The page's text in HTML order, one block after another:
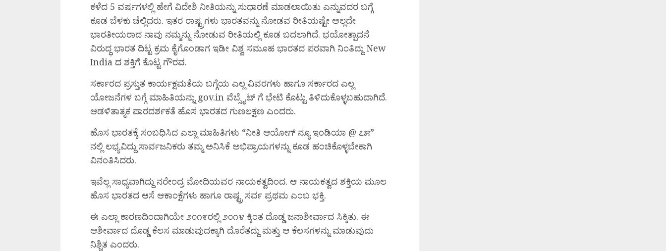
ಕಳೆದ 5 ವರ್ಷಗಳಲ್ಲಿ ಹೇಗೆ ವಿದೇಶಿ ನೀತಿಯನ್ನು ಸುಧಾರಣೆ ಮಾಡಲಾಯಿತು ಎನ್ನುವದರ ಬಗ್ಗೆ
ಕೂಡ ಬೆಳಕು ಚೆಲ್ಲಿದರು. ಇತರ ರಾಷ್ಟ್ರಗಳು ಭಾರತವನ್ನು ನೋಡವ ರೀತಿಯಷ್ಟೇ ಅಲ್ಲದೇ
ಭಾರತೀಯರಾದ ನಾವು ನಮ್ಮನ್ನು ನೋಡುವ ರೀತಿಯಲ್ಲಿ ಕೂಡ ಬದಲಾಗಿದೆ. ಭಯೋತ್ಪಾದನೆ
ವಿರುದ್ಧ ಭಾರತ ದಿಟ್ಟ ಕ್ರಮ ಕೈಗೊಂಡಾಗ ಇಡೀ ವಿಶ್ವ ಸಮೂಹ ಭಾರತದ ಪರವಾಗಿ ನಿಂತಿದ್ದು New
India ದ ಶಕ್ತಿಗೆ ಕೊಟ್ಟ ಗೌರವ.
ಸರ್ಕಾರದ ಪ್ರಸ್ತುತ ಕಾರ್ಯಕ್ಷಮತೆಯ ಬಗ್ಗೆಯ ಎಲ್ಲ ವಿವರಗಳು ಹಾಗೂ ಸರ್ಕಾರದ ಎಲ್ಲ
ಯೋಜನೆಗಳ ಬಗ್ಗೆ ಮಾಹಿತಿಯನ್ನು gov.in ವೆಬ್ಸೈಟ್ ಗೆ ಭೇಟಿ ಕೊಟ್ಟು ತಿಳಿದುಕೊಳ್ಳಬಹುದಾಗಿದೆ.
ಆಡಳಿತಾತ್ಮಕ ಪಾರದರ್ಶಕತೆ ಹೊಸ ಭಾರತದ ಗುಣಲಕ್ಷಣ ಎಂದರು.
ಹೊಸ ಭಾರತಕ್ಕೆ ಸಂಬಧಿಸಿದ ಎಲ್ಲಾ ಮಾಹಿತಿಗಳು “ನೀತಿ ಆಯೋಗ್ ನ್ಯೂ ಇಂಡಿಯಾ @ ೭೫”
ನಲ್ಲಿ ಲಭ್ಯವಿದ್ದು ಸಾರ್ವಜನಿಕರು ತಮ್ಮ ಅನಿಸಿಕೆ ಅಭಿಪ್ರಾಯಗಳನ್ನು ಕೂಡ ಹಂಚಿಕೊಳ್ಳಬೇಕಾಗಿ
ವಿನಂತಿಸಿದರು.
ಇವೆಲ್ಲ ಸಾಧ್ಯವಾಗಿದ್ದು ನರೇಂದ್ರ ಮೋದಿಯವರ ನಾಯಕತ್ವದಿಂದ. ಆ ನಾಯಕತ್ವದ ಶಕ್ತಿಯ ಮೂಲ
ಹೊಸ ಭಾರತದ ಆಸೆ ಆಕಾಂಕ್ಷೆಗಳು ಹಾಗೂ ರಾಷ್ಟ್ರ ಸರ್ವ ಪ್ರಥಮ ಎಂಬ ಭಕ್ತಿ.
ಈ ಎಲ್ಲಾ ಕಾರಣದಿಂದಾಗಿಯೇ ೨೦೧೯ರಲ್ಲಿ ೨೦೧೪ ಕ್ಕಿಂತ ದೊಡ್ಡ ಜನಾಶೀರ್ವಾದ ಸಿಕ್ಕಿತು. ಈ
ಆಶೀರ್ವಾದ ದೊಡ್ಡ ಕೆಲಸ ಮಾಡುವುದಕ್ಕಾಗಿ ದೊರೆತದ್ದು ಮತ್ತು ಆ ಕೆಲಸಗಳನ್ನು ಮಾಡುವುದು
ನಿಶ್ಚಿತ ಎಂದರು.